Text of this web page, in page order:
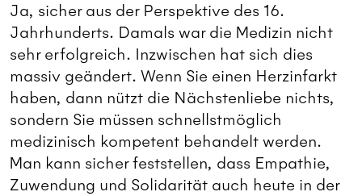
Ja, sicher aus der Perspektive des 16.
Jahrhunderts. Damals war die Medizin nicht
sehr erfolgreich. Inzwischen hat sich dies
massiv geändert. Wenn Sie einen Herzinfarkt
haben, dann nützt die Nächstenliebe nichts,
sondern Sie müssen schnellstmöglich
medizinisch kompetent behandelt werden.
Man kann sicher feststellen, dass Empathie,
Zuwendung und Solidarität auch heute in der